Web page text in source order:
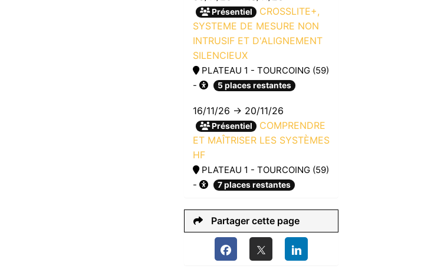
Présentiel
CROSSLITE+,
SYSTEME DE MESURE NON
INTRUSIF ET D'ALIGNEMENT
SILENCIEUX
PLATEAU 1 - TOURCOING (59)
-
5 places restantes
16/11/26 → 20/11/26
Présentiel
COMPRENDRE
ET MAÎTRISER LES SYSTÈMES
HF
PLATEAU 1 - TOURCOING (59)
-
7 places restantes
Partager cette page